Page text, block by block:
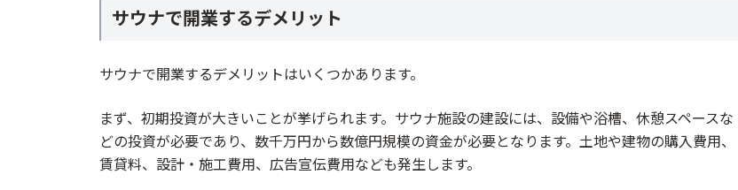
サウナで開業するデメリット
サウナで開業するデメリットはいくつかあります。
まず、初期投資が大きいことが挙げられます。サウナ施設の建設には、設備や浴槽、休憩スペースな
どの投資が必要であり、数千万円から数億円規模の資金が必要となります。土地や建物の購入費用、
賃貸料、設計・施工費用、広告宣伝費用なども発生します。